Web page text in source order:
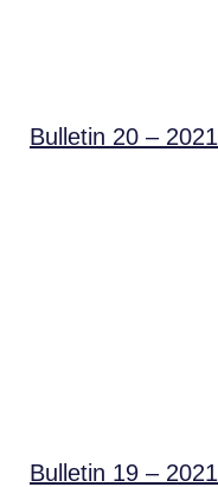
Bulletin 20 – 2021
Bulletin 19 – 2021